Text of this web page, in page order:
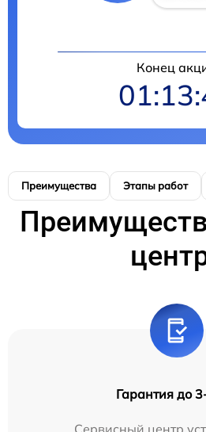
Конец
Преимущества Этапы работ
Гарантия до